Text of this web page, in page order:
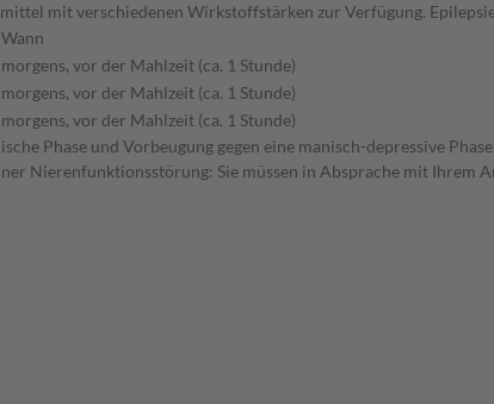
mit verschiedenen Wirkstoffstärken zur Verfügung.
Wann
morgens, vor der Mahlzeit (ca. 1 Stunde)
morgens, vor der Mahlzeit (ca. 1 Stunde)
morgens, vor der Mahlzeit (ca. 1 Stunde)
Phase und Vorbeugung gegen eine manisch-depressive
Nierenfunktionsstörung: Sie müssen in Absprache mit Ihrem